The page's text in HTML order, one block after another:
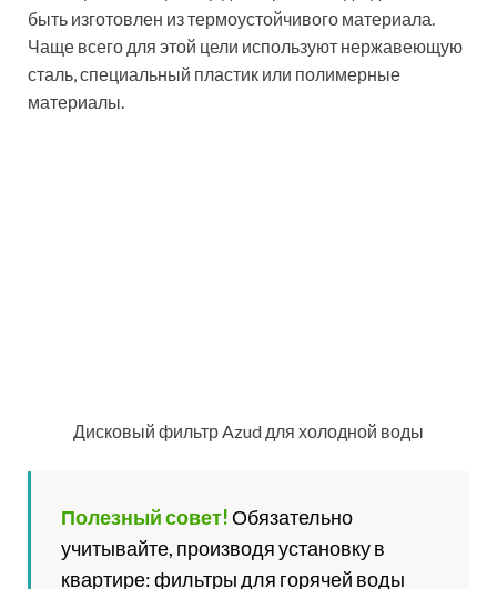
Полезный совет!Обязательно
учитывайте, производя установку в
квартире: фильтры для горячей воды
более тщательную очистку с использованием не
одной, а сразу нескольких технологий. Для этой цели
позволяют устранять даже очень мелкие частицы
примесей.